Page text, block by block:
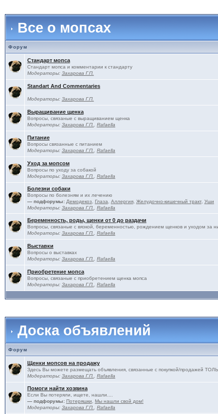
Все о мопсах
Форум
Стандарт мопса
Стандарт мопса и комментарии к стандарту
Модераторы: Захарова Г.П.
Standart And Commentaries
Модераторы: Захарова Г.П.
Выращивание щенка
Вопросы, связаные с выращиванием щенка
Модераторы: Захарова Г.П. Rafaella
Питание
Вопросы связанные с питанием
Модераторы: Захарова Г.П. Rafaella
Уход за мопсом
Вопросы по уходу за собакой
Модераторы: Захарова Г.П. Rafaella
Болезни собаки
Вопросы по болезням и их лечению
— подфорумы: Демодекоз Глаза Аллергия, Желудочно-кишечный тракт, Уши
Модераторы: Захарова Г.П. Rafaella
Беременность, роды, щенки от 0 до раздачи
Вопросы, связаные с вязкой, беременностью, рождением щенков и уходом за
Модераторы: Захарова Г.П. Rafaella
Выставки
Вопросы о выставках
Модераторы: Захарова Г.П. Rafaella
Приобретение мопса
Вопросы, связаные с приобретением щенка мопса
Модераторы: Захарова Г.П. Rafaella
Доска объявлений
Форум
Щенки мопсов на продажу
Здесь Вы можете размещать объявления, связанные с покупкой/продажей
Модераторы: Захарова Г.П. Rafaella
Помоги найти хозяина
Если Вы потеряли, ищете, нашли....
— подфорумы: Потеряшки
Мы нашли свой дом!
Модераторы: Захарова Г.П. Rafaella